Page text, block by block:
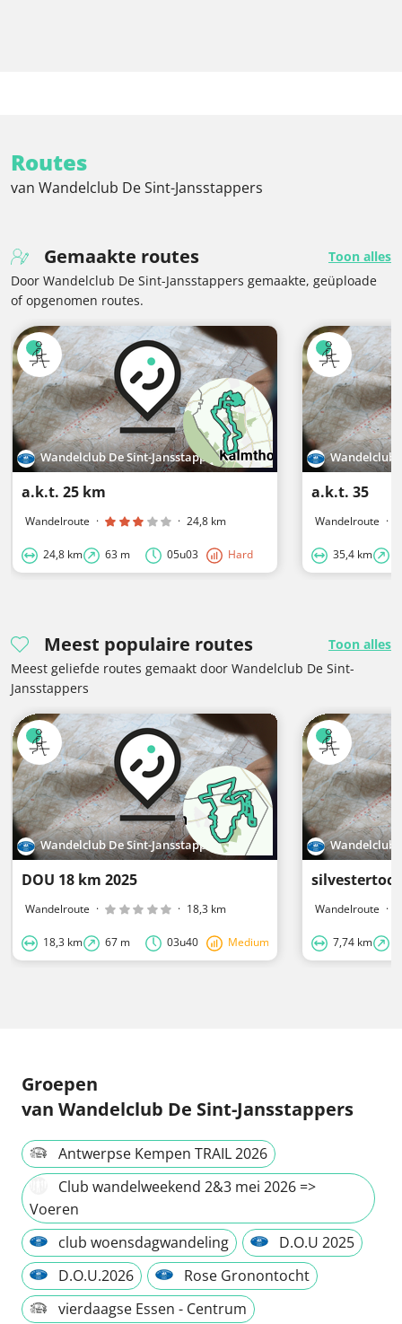
Routes
van Wandelclub De Sint-Jansstappers
Gemaakte routes
Toon alles
Door Wandelclub De Sint-Jansstappers gemaakte, geüploade
of opgenomen routes.
Wandelclub De Sint-Jansstappers
a.k.t. 25 km
Wandelroute · · 24,8 km
24,8 km 63 m 05u03 Hard
Wandelclub
a.k.t. 35
Wandelroute ·
35,4 km
Meest populaire routes
Toon alles
Meest geliefde routes gemaakt door Wandelclub De Sint-
Jansstappers
Wandelclub De Sint-Jansstappers
DOU 18 km 2025
Wandelroute · · 18,3 km
18,3 km 67 m 03u40 Medium
Wandelclub
Wandelroute ·
7,74 km
Groepen
van Wandelclub De Sint-Jansstappers
Antwerpse Kempen TRAIL 2026
Club wandelweekend 2&3 mei 2026 =>
Voeren
club woensdagwandeling
D.O.U 2025
D.O.U.2026
Rose Gronontocht
vierdaagse Essen - Centrum